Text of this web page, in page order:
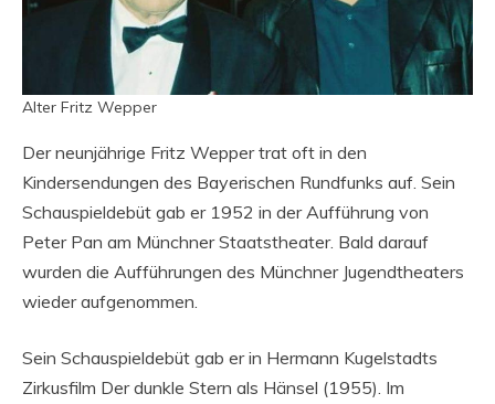
Alter Fritz Wepper
Der neunjährige Fritz Wepper trat oft in den
Kindersendungen des Bayerischen Rundfunks auf. Sein
Schauspieldebüt gab er 1952 in der Aufführung von
Peter Pan am Münchner Staatstheater. Bald darauf
wurden die Aufführungen des Münchner Jugendtheaters
wieder aufgenommen.
Sein Schauspieldebüt gab er in Hermann Kugelstadts
Zirkusfilm Der dunkle Stern als Hänsel (1955). Im